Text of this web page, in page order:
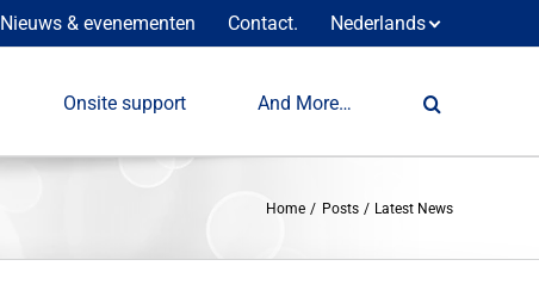
Nieuws & evenementen Contact. Nederlands
Onsite support And More…
Home Posts Latest News